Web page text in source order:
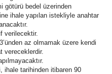
götürü bedel üzerinden
ihale yapılan istekliyle anahtar
verilecektir.
az olmamak üzere kendi
vereceklerdir.
ihale tarihinden itibaren 90